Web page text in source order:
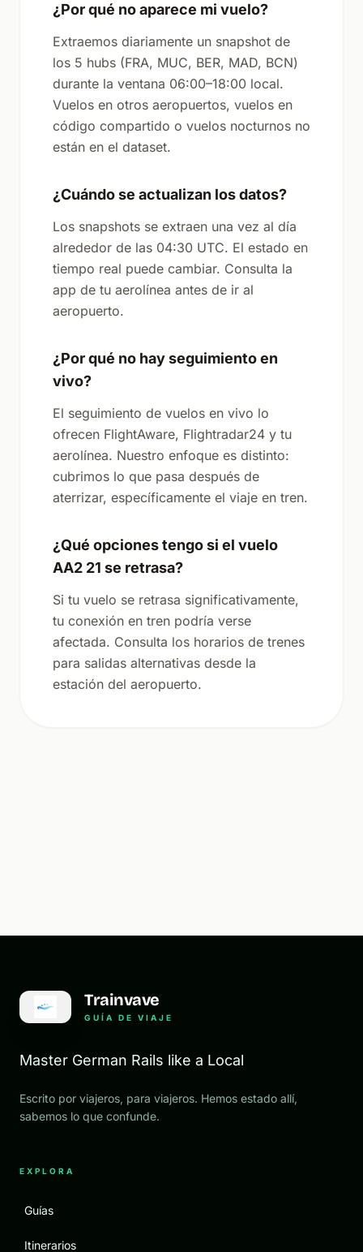
¿Por qué no aparece mi vuelo?
Extraemos diariamente un snapshot de
los 5 hubs (FRA, MUC, BER, MAD, BCN)
durante la ventana 06:00–18:00 local.
Vuelos en otros aeropuertos, vuelos en
código compartido o vuelos nocturnos no
están en el dataset.
¿Cuándo se actualizan los datos?
Los snapshots se extraen una vez al día
alrededor de las 04:30 UTC. El estado en
tiempo real puede cambiar. Consulta la
app de tu aerolínea antes de ir al
aeropuerto.
¿Por qué no hay seguimiento en
vivo?
El seguimiento de vuelos en vivo lo
ofrecen FlightAware, Flightradar24 y tu
aerolínea. Nuestro enfoque es distinto:
cubrimos lo que pasa después de
aterrizar, específicamente el viaje en tren.
¿Qué opciones tengo si el vuelo
AA2 21 se retrasa?
Si tu vuelo se retrasa significativamente,
tu conexión en tren podría verse
afectada. Consulta los horarios de trenes
para salidas alternativas desde la
estación del aeropuerto.
Trainvave
GUÍA DE VIAJE
Master German Rails like a Local
Escrito por viajeros, para viajeros. Hemos estado allí,
sabemos lo que confunde.
EXPLORA
Guías
Itinerarios